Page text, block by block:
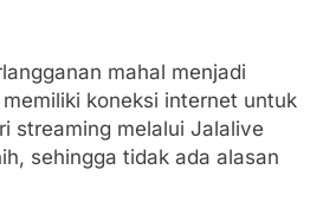
mahal menjadi
koneksi internet untuk
streaming melalui Jalalive
sehingga tidak ada alasan